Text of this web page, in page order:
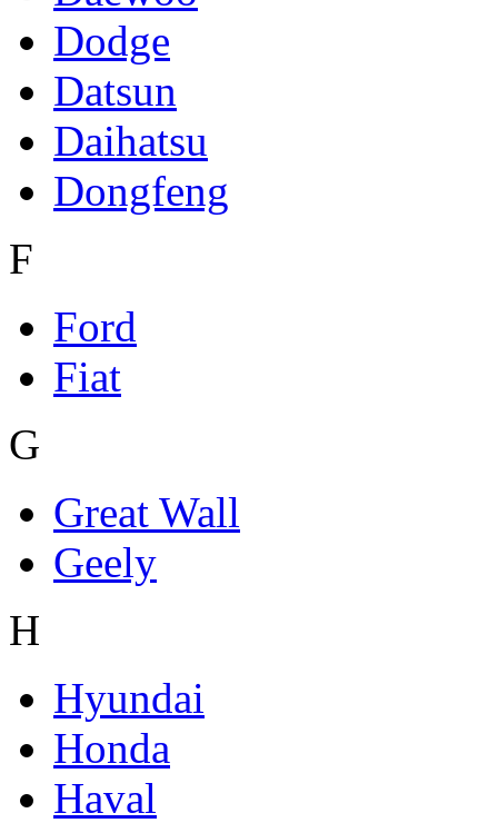
Dodge
Datsun
Daihatsu
Dongfeng
F
Ford
Fiat
G
Great Wall
Geely
H
Hyundai
Honda
Haval